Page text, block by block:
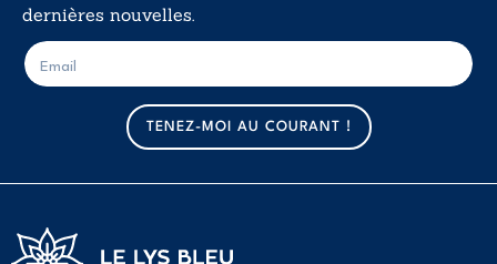
dernières nouvelles.
m
a
i
l
E
-
m
TENEZ-MOI AU COURANT !